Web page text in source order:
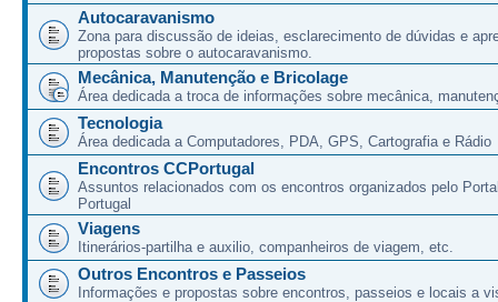
Autocaravanismo
Zona para discussão de ideias, esclarecimento de dúvidas e
propostas sobre o autocaravanismo.
Mecânica, Manutenção e Bricolage
Área dedicada a troca de informações sobre mecânica,
Tecnologia
Área dedicada a Computadores, PDA, GPS, Cartografia e Rádio
Encontros CCPortugal
Assuntos relacionados com os encontros organizados pelo
Portugal
Viagens
Itinerários-partilha e auxilio, companheiros de viagem, etc.
Outros Encontros e Passeios
Informações e propostas sobre encontros, passeios e locais a